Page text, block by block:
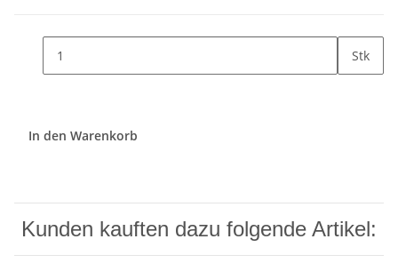
Stk
In den Warenkorb
Kunden kauften dazu folgende Artikel: